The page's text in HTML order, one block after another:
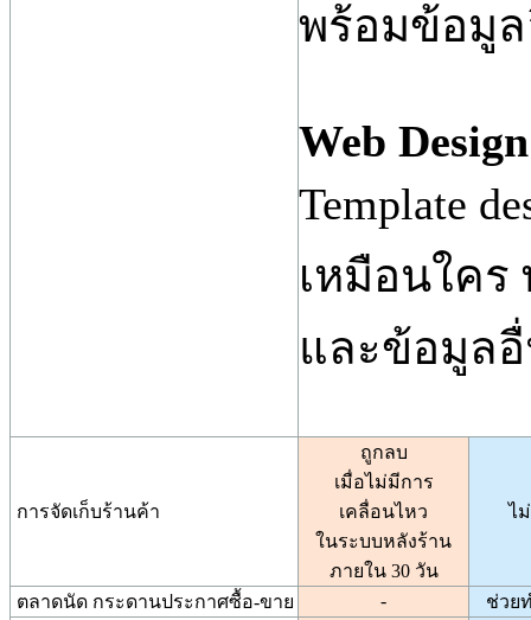
พร้อมข้อมูล
Web
Template
เหมือนใค
และข้อมูลอื่
การจัดเก็บร้านค้า
ถูกลบ
เมื่อไม่มีการ
เคลื่อนไหว
ในระบบหลังร้าน
ภายใน 30 วัน
ไ
ตลาดนัด กระดานประกาศซื้อ-ขาย -
ช่วย